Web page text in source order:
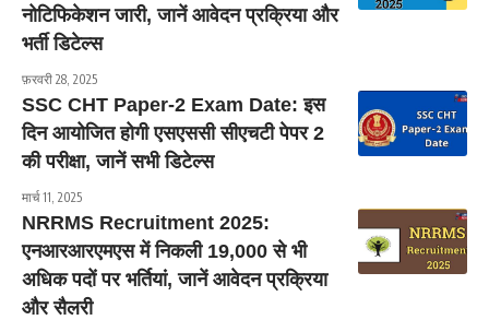
नोटिफिकेशन जारी, जानें आवेदन प्रक्रिया और
भर्ती डिटेल्स
फ़रवरी 28, 2025
SSC CHT Paper-2 Exam Date: इस
दिन आयोजित होगी एसएससी सीएचटी पेपर 2
की परीक्षा, जानें सभी डिटेल्स
मार्च 11, 2025
NRRMS Recruitment 2025:
एनआरआरएमएस में निकली 19,000 से भी
अधिक पदों पर भर्तियां, जानें आवेदन प्रक्रिया
और सैलरी